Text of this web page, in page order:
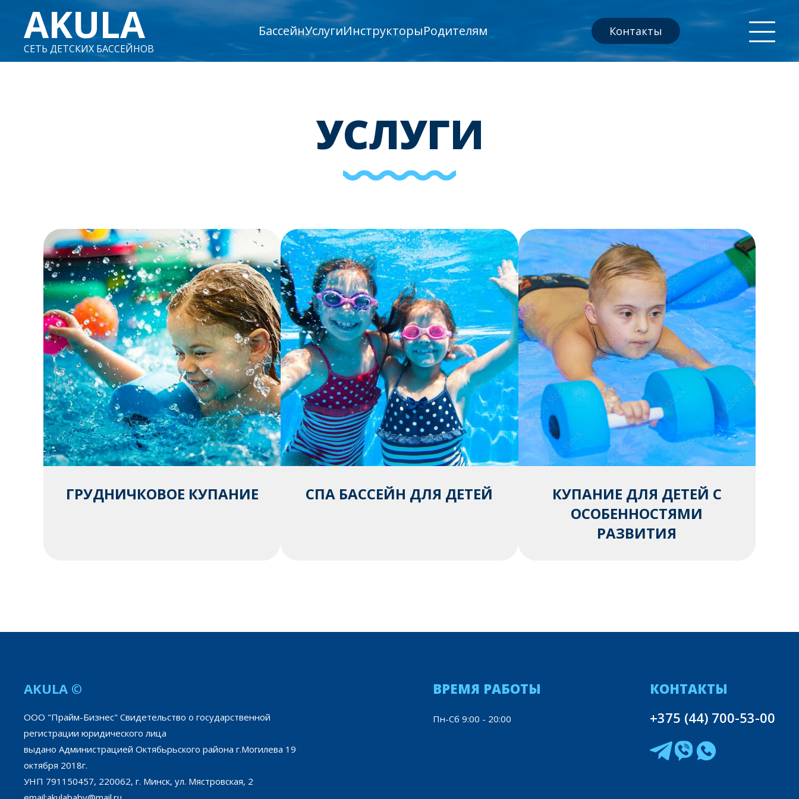
AKULA
СЕТЬ ДЕТСКИХ БАССЕЙНОВ
БассейнУслугиИнструкторыРодителям Контакты
УСЛУГИ
ГРУДНИЧКОВОЕ КУПАНИЕ СПА БАССЕЙН ДЛЯ ДЕТЕЙ
КУПАНИЕ ДЛЯ ДЕТЕЙ С
ОСОБЕННОСТЯМИ
РАЗВИТИЯ
AKULA ©
ООО "Прайм-Бизнес" Свидетельство о государственной
регистрации юридического лица
выдано Администрацией Октябьрьского района г.Могилева 19
октября 2018г.
УНП 791150457, 220062, г. Минск, ул. Мястровская, 2
ВРЕМЯ РАБОТЫ
Пн-Сб 9:00 - 20:00
КОНТАКТЫ
+375 (44) 700-53-00